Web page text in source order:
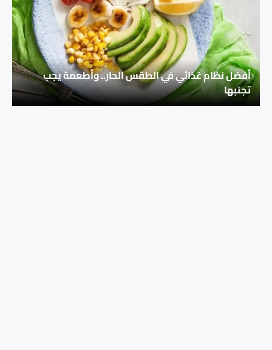
أفضل نظام غذائي في الطقس الحار.. وأطعمة يجب
تجنبها